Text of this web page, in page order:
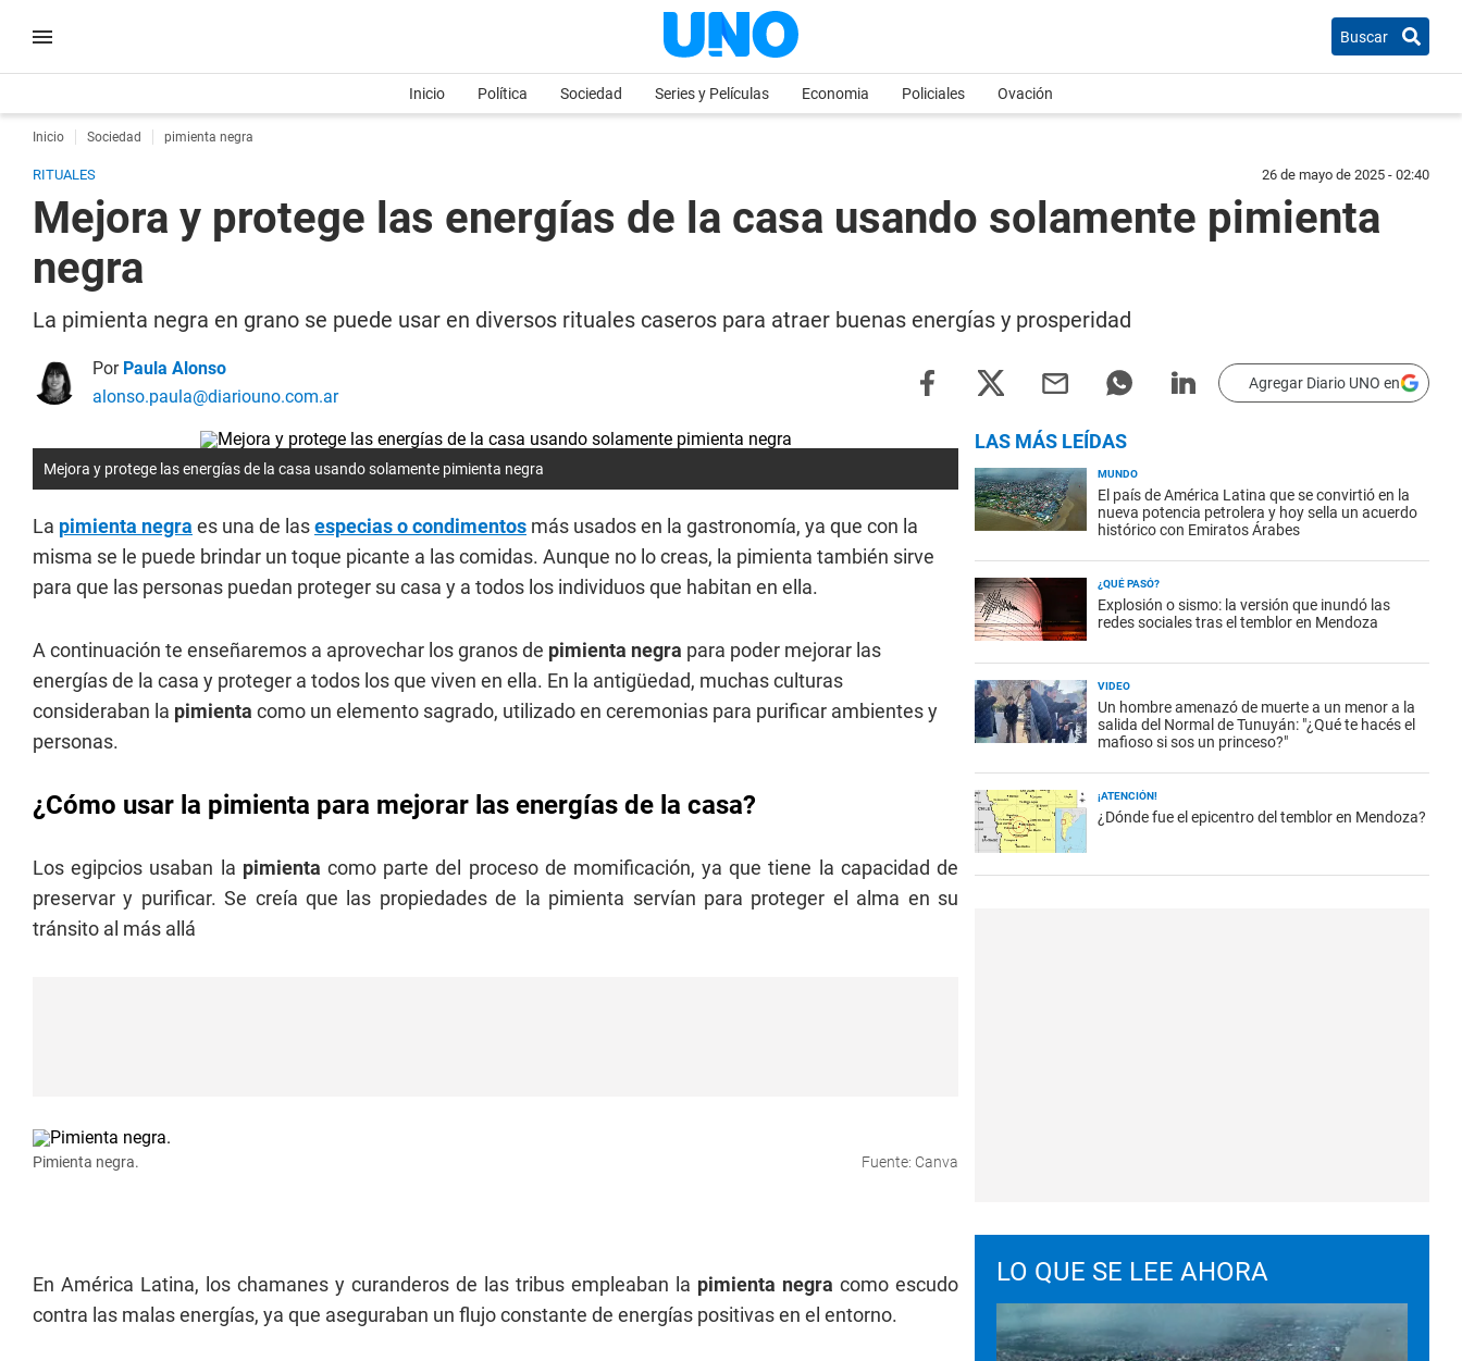
Buscar
Inicio Política Sociedad Series y Películas Economia Policiales Ovación
Inicio Sociedad pimienta negra
RITUALES 26 de mayo de 2025 - 02:40
Mejora y protege las energías de la casa usando solamente pimienta
negra
La pimienta negra en grano se puede usar en diversos rituales caseros para atraer buenas energías y prosperidad
Por Paula Alonso
alonso.paula@diariouno.com.ar
Agregar Diario UNO en
Mejora y protege las energías de la casa usando solamente pimienta negra
La pimienta negra es una de lasespecias o condimentos más usados en la gastronomía, ya que con la
misma se le puede brindar un toque picante a las comidas. Aunque no lo creas, la pimienta también sirve
para que las personas puedan proteger su casa y a todos los individuos que habitan en ella.
A continuación te enseñaremos a aprovechar los granos de pimienta negra para poder mejorar las
energías de la casa y proteger a todos los que viven en ella. En la antigüedad, muchas culturas
consideraban la pimienta como un elemento sagrado, utilizado en ceremonias para purificar ambientes y
personas.
¿Cómo usar la pimienta para mejorar las energías de la casa?
Los egipcios usaban la pimienta como parte del proceso de momificación, ya que tiene la capacidad de
preservar y purificar. Se creía que las propiedades de la pimienta servían para proteger el alma en su
tránsito al más allá
Pimienta negra. Fuente: Canva
En América Latina, los chamanes y curanderos de las tribus empleaban la pimienta negra como escudo
contra las malas energías, ya que aseguraban un flujo constante de energías positivas en el entorno.
LAS MÁS LEÍDAS
MUNDO
El país de América Latina que se convirtió en la
nueva potencia petrolera y hoy sella un acuerdo
histórico con Emiratos Árabes
¿QUÉ PASÓ?
Explosión o sismo: la versión que inundó las
redes sociales tras el temblor en Mendoza
VIDEO
Un hombre amenazó de muerte a un menor a la
salida del Normal de Tunuyán: "¿Qué te hacés el
mafioso si sos un princeso?"
¡ATENCIÓN!
¿Dónde fue el epicentro del temblor en Mendoza?
LO QUE SE LEE AHORA